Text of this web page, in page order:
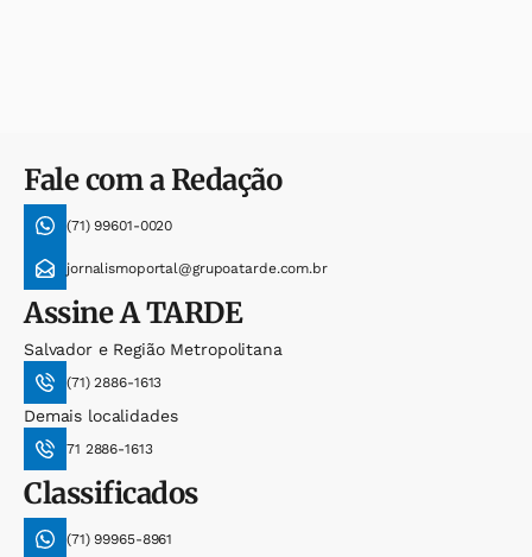
Fale com a Redação
(71) 99601-0020
jornalismoportal@grupoatarde.com.br
AssineA TARDE
Salvador e Região Metropolitana
(71) 2886-1613
Demais localidades
71 2886-1613
Classificados
(71) 99965-8961